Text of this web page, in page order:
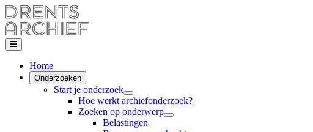
Home
Onderzoeken
Start je onderzoek
Hoe werkt archiefonderzoek?
Zoeken op onderwerp
Belastingen